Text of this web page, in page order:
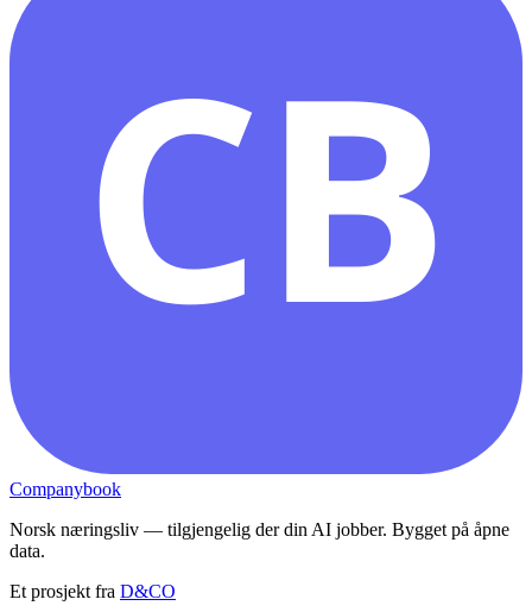
CB
Companybook
Norsk næringsliv — tilgjengelig der din AI jobber. Bygget på åpne
data.
Et prosjekt fra D&CO